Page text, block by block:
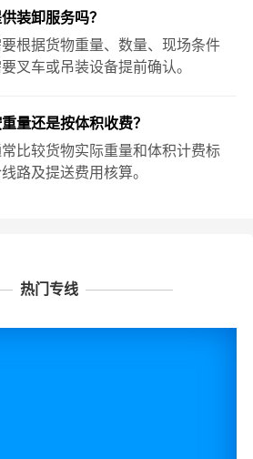
装卸服务吗？
根据货物重量、数量、现场条件
叉车或吊装设备提前确认。
量还是按体积收费？
比较货物实际重量和体积计费标
路及提送费用核算。
热门专线